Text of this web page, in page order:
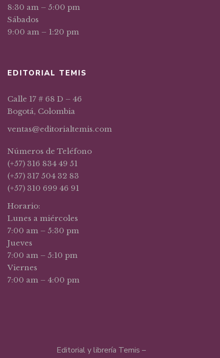
8:30 am – 5:00 pm
Sábados
9:00 am – 1:20 pm
EDITORIAL TEMIS
Calle 17 # 68 D – 46
Bogotá, Colombia
ventas@editorialtemis.com
Números de Teléfono
(+57) 316 834 49 51
(+57) 317 504 32 83
(+57) 310 699 46 91
Horario:
Lunes a miércoles
7:00 am – 5:30 pm
Jueves
7:00 am – 5:10 pm
Viernes
7:00 am – 4:00 pm
Editorial y librería Temis –